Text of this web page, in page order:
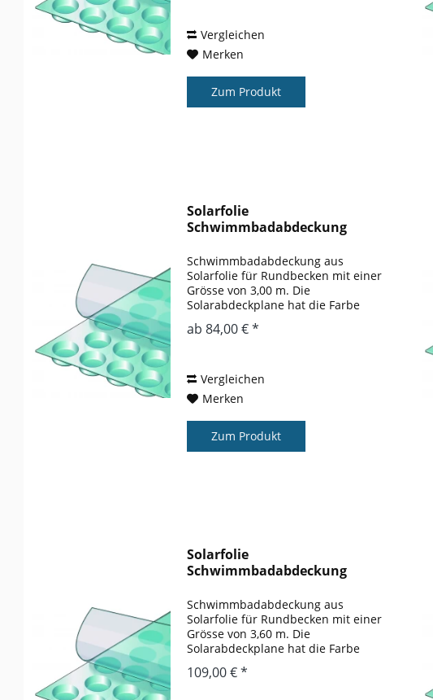
Vergleichen
Merken
Zum Produkt
Solarfolie
Schwimmbadabdeckung
Schwimmbadabdeckung aus
Solarfolie für Rundbecken mit einer
Grösse von 3,00 m. Die
Solarabdeckplane hat die Farbe
einem nicht abgedeckten Pool liegt
ab 84,00 € *
Vergleichen
Merken
Zum Produkt
Solarfolie
Schwimmbadabdeckung
Schwimmbadabdeckung aus
Solarfolie für Rundbecken mit einer
Grösse von 3,60 m. Die
Solarabdeckplane hat die Farbe
einem nicht abgedeckten Pool liegt
109,00 € *